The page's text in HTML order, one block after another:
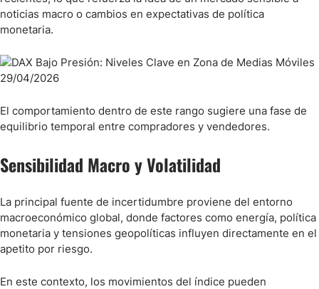
noticias macro o cambios en expectativas de política
monetaria.
El comportamiento dentro de este rango sugiere una fase de
equilibrio temporal entre compradores y vendedores.
Sensibilidad Macro y Volatilidad
La principal fuente de incertidumbre proviene del entorno
macroeconómico global, donde factores como energía, política
monetaria y tensiones geopolíticas influyen directamente en el
apetito por riesgo.
En este contexto, los movimientos del índice pueden